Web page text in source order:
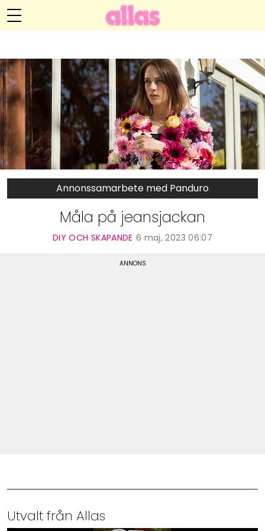
Hälsa
Relationer
Handarbete
Video
Anna María Larssons blogg
Hem
Om Anna María
Kategorier
Arkiv
Kontakt
Annonssamarbete med Panduro
Måla på jeansjackan
DIY OCH SKAPANDE 6 maj, 2023 06:07
Utvalt från Allas